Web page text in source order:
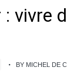
vivre
BY MICHEL DE